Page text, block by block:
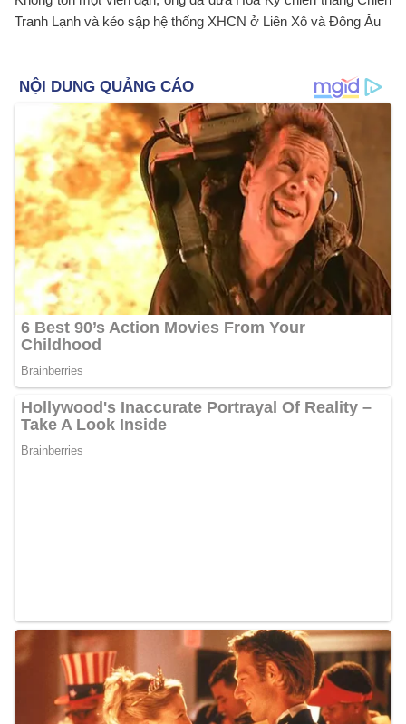
Tranh Lạnh và kéo sập hệ thống XHCN ở Liên Xô và Đông Âu